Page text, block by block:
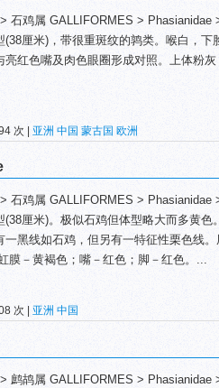
石鸡属 GALLIFORMES > Phasianidae
(38厘米)，带很重斑纹的鹑类。喉白，下
亮红色嘴及肉色眼圈形成对照。上体粉
次 | 亚洲 中国 蒙古国 欧洲
石鸡属 GALLIFORMES > Phasianidae
(38厘米)。极似石鸡但体型略大而多黄色
一黑线如石鸡，但另有一特征性栗色线
膜－黄褐色；嘴－红色；脚－红色。...
次 | 亚洲 中国
鹧鸪属 GALLIFORMES > Phasianidae